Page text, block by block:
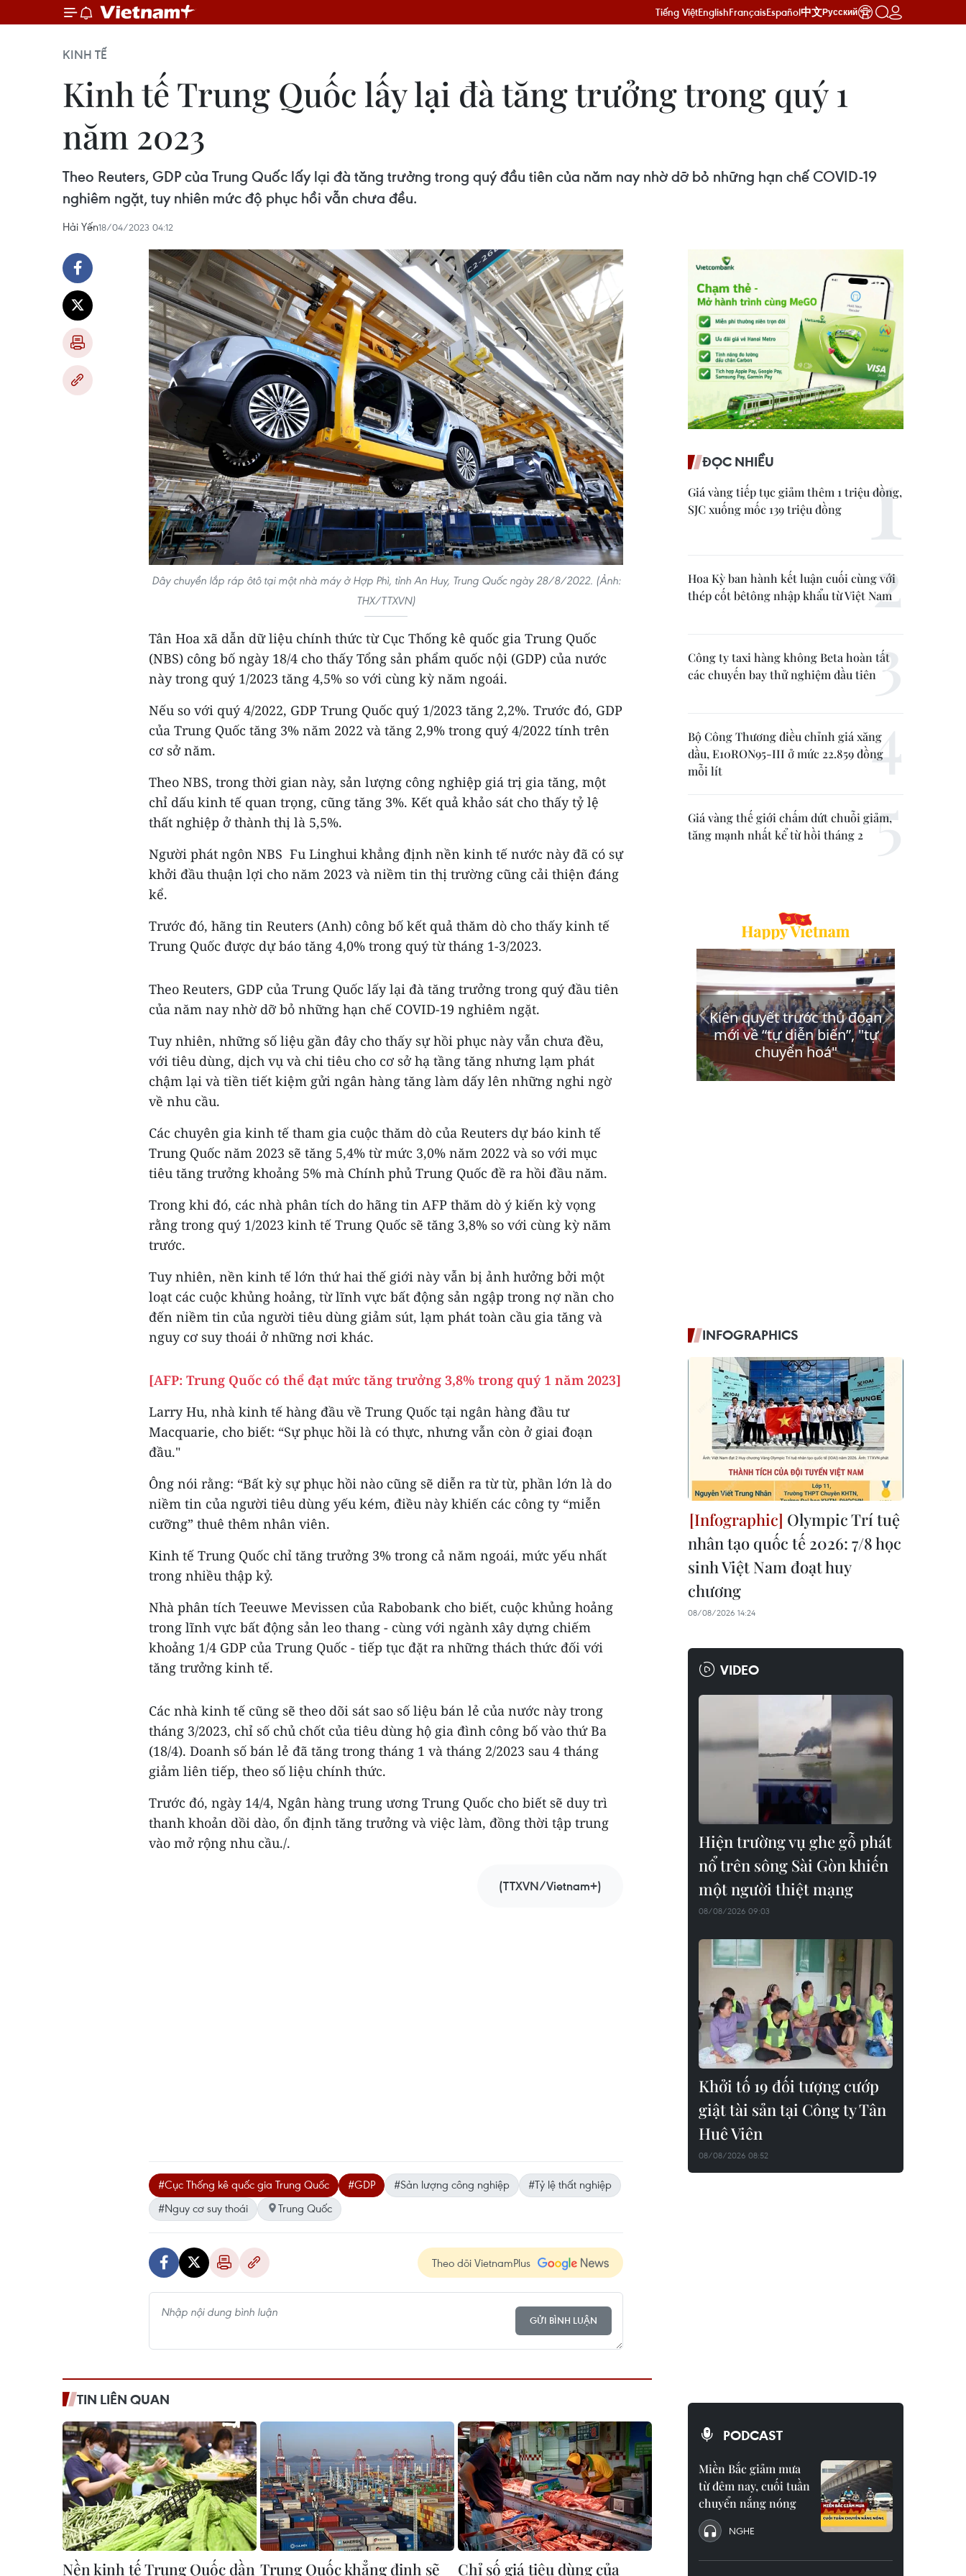
Tiếng ViệtEnglishFrançaisEspañol中文Русский
KINH TẾ
Kinh tế Trung Quốc lấy lại đà tăng trưởng trong quý 1
năm 2023
Theo Reuters, GDP của Trung Quốc lấy lại đà tăng trưởng trong quý đầu tiên của năm nay nhờ dỡ bỏ những hạn chế COVID-19
nghiêm ngặt, tuy nhiên mức độ phục hồi vẫn chưa đều.
Hải Yến18/04/2023 04:12
Dây chuyền lắp ráp ôtô tại một nhà máy ở Hợp Phì, tỉnh An Huy, Trung Quốc ngày 28/8/2022. (Ảnh:
THX/TTXVN)
Tân Hoa xã dẫn dữ liệu chính thức từ Cục Thống kê quốc gia Trung Quốc
(NBS) công bố ngày 18/4 cho thấy Tổng sản phẩm quốc nội (GDP) của nước
này trong quý 1/2023 tăng 4,5% so với cùng kỳ năm ngoái.
Nếu so với quý 4/2022, GDP Trung Quốc quý 1/2023 tăng 2,2%. Trước đó, GDP
của Trung Quốc tăng 3% năm 2022 và tăng 2,9% trong quý 4/2022 tính trên
cơ sở năm.
Theo NBS, trong thời gian này, sản lượng công nghiệp giá trị gia tăng, một
chỉ dấu kinh tế quan trọng, cũng tăng 3%. Kết quả khảo sát cho thấy tỷ lệ
thất nghiệp ở thành thị là 5,5%.
Người phát ngôn NBS Fu Linghui khẳng định nền kinh tế nước này đã có sự
khởi đầu thuận lợi cho năm 2023 và niềm tin thị trường cũng cải thiện đáng
kể.
Trước đó, hãng tin Reuters (Anh) công bố kết quả thăm dò cho thấy kinh tế
Trung Quốc được dự báo tăng 4,0% trong quý từ tháng 1-3/2023.
Theo Reuters, GDP của Trung Quốc lấy lại đà tăng trưởng trong quý đầu tiên
của năm nay nhờ dỡ bỏ những hạn chế COVID-19 nghiêm ngặt.
Tuy nhiên, những số liệu gần đây cho thấy sự hồi phục này vẫn chưa đều,
với tiêu dùng, dịch vụ và chi tiêu cho cơ sở hạ tầng tăng nhưng lạm phát
chậm lại và tiền tiết kiệm gửi ngân hàng tăng làm dấy lên những nghi ngờ
về nhu cầu.
Các chuyên gia kinh tế tham gia cuộc thăm dò của Reuters dự báo kinh tế
Trung Quốc năm 2023 sẽ tăng 5,4% từ mức 3,0% năm 2022 và so với mục
tiêu tăng trưởng khoảng 5% mà Chính phủ Trung Quốc đề ra hồi đầu năm.
Trong khi đó, các nhà phân tích do hãng tin AFP thăm dò ý kiến kỳ vọng
rằng trong quý 1/2023 kinh tế Trung Quốc sẽ tăng 3,8% so với cùng kỳ năm
trước.
Tuy nhiên, nền kinh tế lớn thứ hai thế giới này vẫn bị ảnh hưởng bởi một
loạt các cuộc khủng hoảng, từ lĩnh vực bất động sản ngập trong nợ nần cho
đến niềm tin của người tiêu dùng giảm sút, lạm phát toàn cầu gia tăng và
nguy cơ suy thoái ở những nơi khác.
[AFP: Trung Quốc có thể đạt mức tăng trưởng 3,8% trong quý 1 năm 2023]
Larry Hu, nhà kinh tế hàng đầu về Trung Quốc tại ngân hàng đầu tư
Macquarie, cho biết: “Sự phục hồi là có thực, nhưng vẫn còn ở giai đoạn
đầu."
Ông nói rằng: “Bất kỳ sự phục hồi nào cũng sẽ diễn ra từ từ, phần lớn là do
niềm tin của người tiêu dùng yếu kém, điều này khiến các công ty “miễn
cưỡng” thuê thêm nhân viên.
Kinh tế Trung Quốc chỉ tăng trưởng 3% trong cả năm ngoái, mức yếu nhất
trong nhiều thập kỷ.
Nhà phân tích Teeuwe Mevissen của Rabobank cho biết, cuộc khủng hoảng
trong lĩnh vực bất động sản leo thang - cùng với ngành xây dựng chiếm
khoảng 1/4 GDP của Trung Quốc - tiếp tục đặt ra những thách thức đối với
tăng trưởng kinh tế.
Các nhà kinh tế cũng sẽ theo dõi sát sao số liệu bán lẻ của nước này trong
tháng 3/2023, chỉ số chủ chốt của tiêu dùng hộ gia đình công bố vào thứ Ba
(18/4). Doanh số bán lẻ đã tăng trong tháng 1 và tháng 2/2023 sau 4 tháng
giảm liên tiếp, theo số liệu chính thức.
Trước đó, ngày 14/4, Ngân hàng trung ương Trung Quốc cho biết sẽ duy trì
thanh khoản dồi dào, ổn định tăng trưởng và việc làm, đồng thời tập trung
vào mở rộng nhu cầu./.
(TTXVN/Vietnam+)
#Cục Thống kê quốc gia Trung Quốc #GDP #Sản lượng công nghiệp
#Tỷ lệ thất nghiệp
#Nguy cơ suy thoái
Trung Quốc
Theo dõi VietnamPlus
GỬI BÌNH LUẬN
TIN LIÊN QUAN
Nền kinh tế Trung Quốc dần Trung Quốc khẳng định sẽ Chỉ số giá tiêu dùng của
ĐỌC NHIỀU
Giá vàng tiếp tục giảm thêm 1 triệu đồng,
SJC xuống mốc 139 triệu đồng
Hoa Kỳ ban hành kết luận cuối cùng với
thép cốt bêtông nhập khẩu từ Việt Nam
Công ty taxi hàng không Beta hoàn tất
các chuyến bay thử nghiệm đầu tiên
Bộ Công Thương điều chỉnh giá xăng
dầu, E10RON95-III ở mức 22.859 đồng
mỗi lít
Giá vàng thế giới chấm dứt chuỗi giảm,
tăng mạnh nhất kể từ hồi tháng 2
INFOGRAPHICS
Olympic Trí tuệ
nhân tạo quốc tế 2026: 7/8 học
sinh Việt Nam đoạt huy
chương
08/08/2026 14:24
VIDEO
Hiện trường vụ ghe gỗ phát
nổ trên sông Sài Gòn khiến
một người thiệt mạng
08/08/2026 09:03
Khởi tố 19 đối tượng cướp
giật tài sản tại Công ty Tân
Huê Viên
08/08/2026 08:52
PODCAST
Miền Bắc giảm mưa
từ đêm nay, cuối tuần
chuyển nắng nóng
NGHE